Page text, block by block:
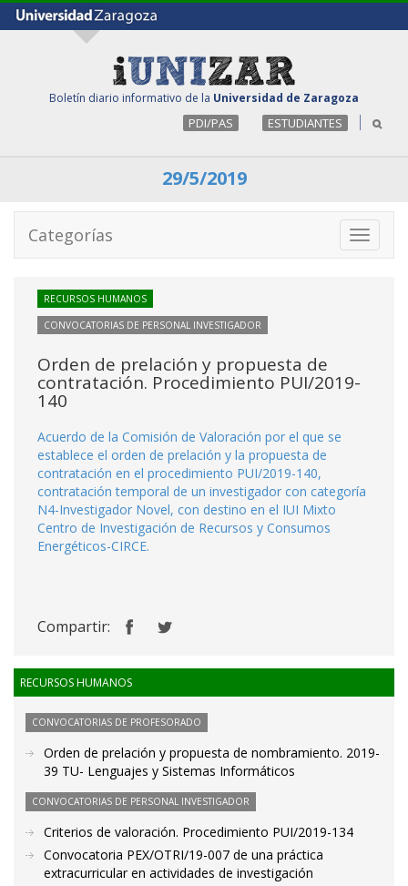
Boletín diario informativo de la Universidad de Zaragoza
PDI/PAS ESTUDIANTES
29/5/2019
Toggle
Categorías
RECURSOS HUMANOS
CONVOCATORIAS DE PERSONAL INVESTIGADOR
Orden de prelación y propuesta de
contratación. Procedimiento PUI/2019-
140
Acuerdo de la Comisión de Valoración por el que se
establece el orden de prelación y la propuesta de
contratación en el procedimiento PUI/2019-140,
contratación temporal de un investigador con categoría
N4-Investigador Novel, con destino en el IUI Mixto
Centro de Investigación de Recursos y Consumos
Energéticos-CIRCE.
Compartir:
RECURSOS HUMANOS
CONVOCATORIAS DE PROFESORADO
Orden de prelación y propuesta de nombramiento. 2019-
39 TU- Lenguajes y Sistemas Informáticos
CONVOCATORIAS DE PERSONAL INVESTIGADOR
Criterios de valoración. Procedimiento PUI/2019-134
Convocatoria PEX/OTRI/19-007 de una práctica
extracurricular en actividades de investigación